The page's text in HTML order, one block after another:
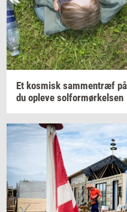
Et kos­misk sam­men­træf på
du op­le­ve sol­for­mør­kel­sen